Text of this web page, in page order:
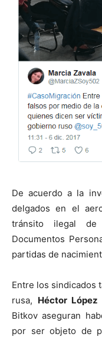
De acuerdo a la
delgados en el
tránsito ilegal de
Documentos
partidas de
Entre los sindicados
rusa, Héctor López
Bitkov aseguran
por ser objeto de